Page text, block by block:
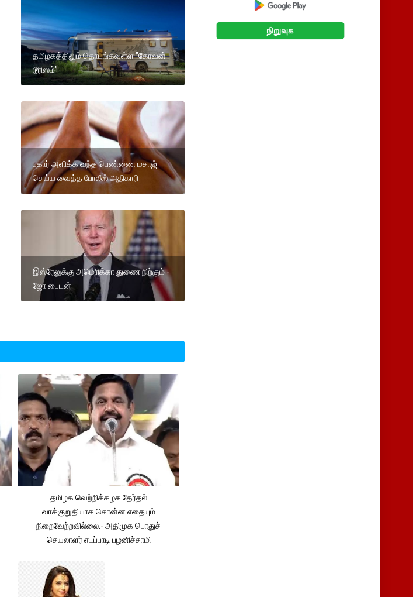
தமிழகத்திலும் தொடங்கவுள்ள "கேரவன்
டூரிஸம்"
புகார் அளிக்க வந்த பெண்ணை மசாஜ்
செய்ய வைத்த போலீஸ் அதிகாரி
இஸ்ரேலுக்கு அமெரிக்கா துணை நிற்கும் -
ஜோ பைடன்
தமிழக வெற்றிக்கழக தேர்தல்
வாக்குறுதியாக சொன்ன எதையும்
நிறைவேற்றவில்லை.- அதிமுக பொதுச்
செயலாளர் எடப்பாடி பழனிச்சாமி